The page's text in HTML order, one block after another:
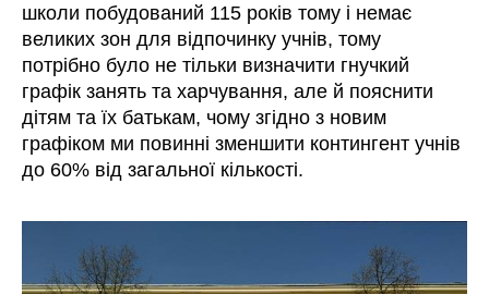
школи побудований 115 років тому і немає
великих зон для відпочинку учнів, тому
потрібно було не тільки визначити гнучкий
графік занять та харчування, але й пояснити
дітям та їх батькам, чому згідно з новим
графіком ми повинні зменшити контингент учнів
до 60% від загальної кількості.